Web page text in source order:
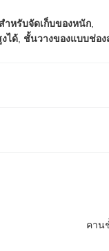
ำหรับจัดเก็บของหนัก
ได้ ชั้นวางของแบบช่อง
คาน